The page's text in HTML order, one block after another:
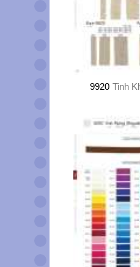
9920 Tinh